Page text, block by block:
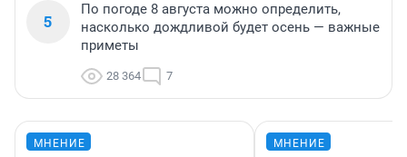
5
По погоде 8 августа можно определить,
насколько дождливой будет осень — важные
приметы
28 364 7
МНЕНИЕ МНЕНИЕ